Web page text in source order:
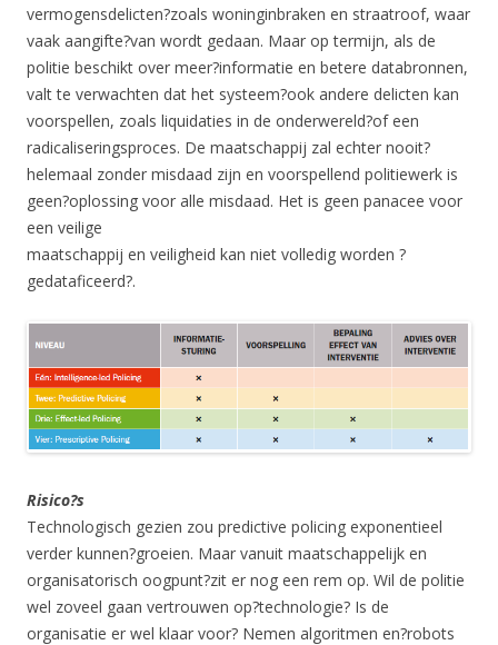
vermogensdelicten?zoals woninginbraken en straatroof, waar
vaak aangifte?van wordt gedaan. Maar op termijn, als de
politie beschikt over meer?informatie en betere databronnen,
valt te verwachten dat het systeem?ook andere delicten kan
voorspellen, zoals liquidaties in de onderwereld?of een
radicaliseringsproces. De maatschappij zal echter nooit?
helemaal zonder misdaad zijn en voorspellend politiewerk is
geen?oplossing voor alle misdaad. Het is geen panacee voor
een veilige
maatschappij en veiligheid kan niet volledig worden ?
gedataficeerd?.
Risico?s
Technologisch gezien zou predictive policing exponentieel
verder kunnen?groeien. Maar vanuit maatschappelijk en
organisatorisch oogpunt?zit er nog een rem op. Wil de politie
wel zoveel gaan vertrouwen op?technologie? Is de
organisatie er wel klaar voor? Nemen algoritmen en?robots